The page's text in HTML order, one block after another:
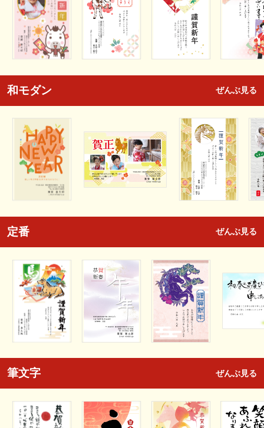
和モダン ぜんぶ見る
定番 ぜんぶ見る
筆文字 ぜんぶ見る